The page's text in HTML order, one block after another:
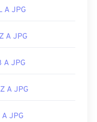
A JPG
A JPG
A JPG
A JPG
A JPG